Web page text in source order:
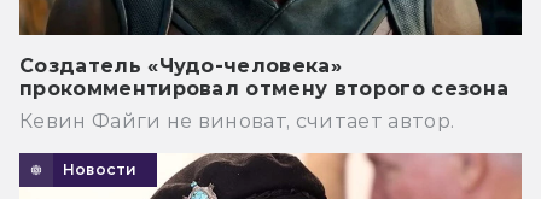
Создатель «Чудо-человека»
прокомментировал отмену второго сезона
Кевин Файги не виноват, считает автор.
Новости